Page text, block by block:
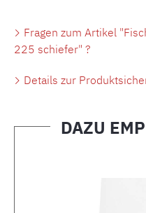
Fragen zum Artikel
225 schiefer" ?
Details zur
DAZU